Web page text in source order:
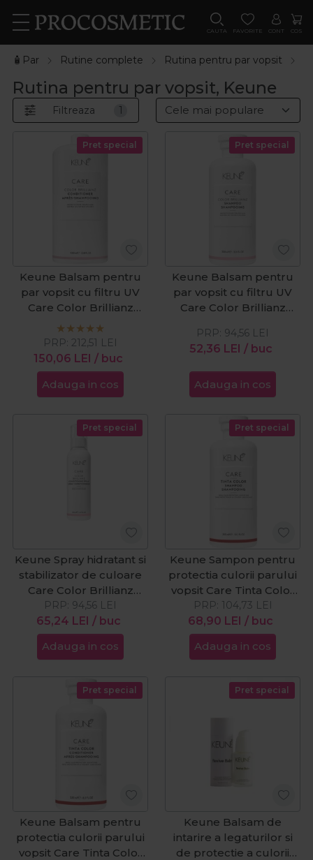
CAUTA FAVORITE CONT COS
🧴Par Rutine complete Rutina pentru par vopsit
Rutina pentru par vopsit, Keune
Filtreaza 1
Pret special
Keune Balsam pentru
par vopsit cu filtru UV
Care Color Brillianz
1000ml
150,06 LEI / buc
PRP: 212,51 LEI
Adauga in cos
Pret special
Keune Balsam pentru
par vopsit cu filtru UV
Care Color Brillianz
52,36 LEI / buc
PRP: 94,56 LEI
Adauga in cos
Pret special
Keune Spray hidratant si
stabilizator de culoare
Care Color Brillianz
140ml
65,24 LEI / buc
PRP: 94,56 LEI
Adauga in cos
Pret special
Keune Sampon pentru
protectia culorii parului
vopsit Care Tinta Color
300ml
68,90 LEI / buc
PRP: 104,73 LEI
Adauga in cos
Pret special
Keune Balsam pentru
protectia culorii parului
vopsit Care Tinta Color
Pret special
Keune Balsam de
intarire a legaturilor si
de protectie a culorii